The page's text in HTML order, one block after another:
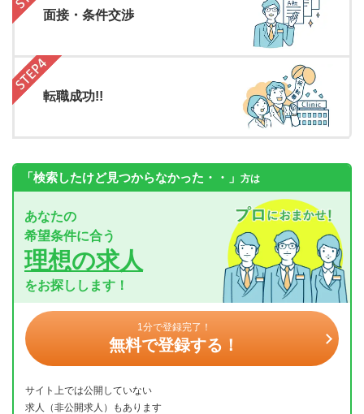
面接・条件交渉
転職成功!!
「検索したけど見つからなかった・・」 方は
あなたの
希望条件に合う
理想の求人
をお探しします！
1分で登録完了！
無料で登録する！
サイト上では公開していない
求人（非公開求人）もあります